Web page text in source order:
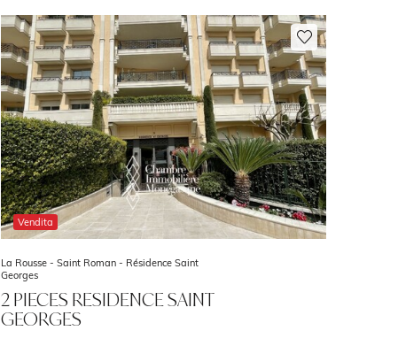
Vendita
La Rousse - Saint Roman - Résidence Saint
Georges
2 PIECES RESIDENCE SAINT
GEORGES